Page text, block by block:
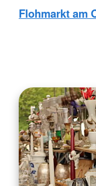
Flohmarkt am